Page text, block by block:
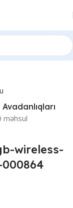
etiketli məhsullar
məhsul
wireless-